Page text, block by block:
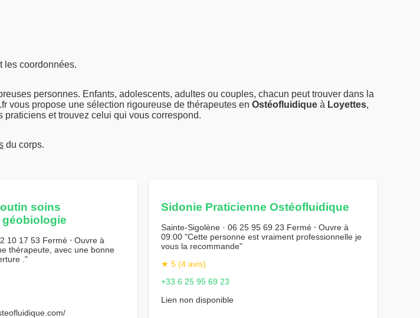
les coordonnées.
personnes. Enfants, adolescents, adultes ou couples, chacun peut trouver dans la
vous propose une sélection rigoureuse de thérapeutes en Ostéofluidique à Loyettes,
et trouvez celui qui vous correspond.
du corps.
soins
10 17 53 Fermé ⋅ Ouvre à
thérapeute, avec une bonne
."
Sidonie Praticienne Ostéofluidique
Sainte-Sigolène · 06 25 95 69 23 Fermé ⋅ Ouvre à
09:00 "Cette personne est vraiment professionnelle je
vous la recommande"
★ 5 (4 avis)
+33 6 25 95 69 23
Lien non disponible